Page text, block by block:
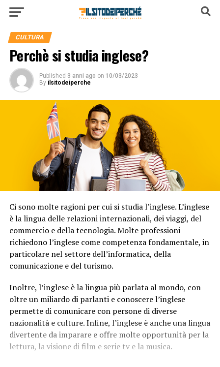
CULTURA
Perchè si studia inglese?
Published 3 anni ago on 10/03/2023
By ilsitodeiperche
Ci sono molte ragioni per cui si studia l’inglese. L’inglese
è la lingua delle relazioni internazionali, dei viaggi, del
commercio e della tecnologia. Molte professioni
richiedono l’inglese come competenza fondamentale, in
particolare nel settore dell’informatica, della
comunicazione e del turismo.
Inoltre, l’inglese è la lingua più parlata al mondo, con
oltre un miliardo di parlanti e conoscere l’inglese
permette di comunicare con persone di diverse
nazionalità e culture. Infine, l’inglese è anche una lingua
divertente da imparare e offre molte opportunità per la
lettura, la visione di film e serie tv e la musica.